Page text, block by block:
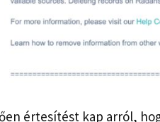
értesítést kap arról,